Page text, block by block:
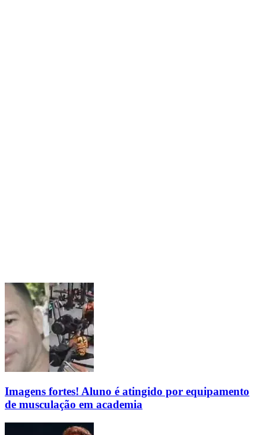
Imagens fortes! Aluno é atingido por equipamento
de musculação em academia